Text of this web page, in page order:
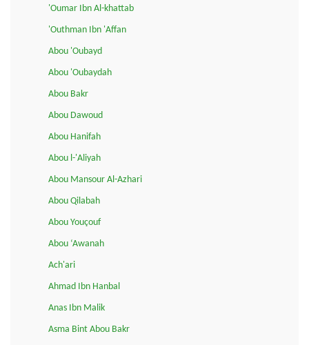
'Oumar Ibn Al-khattab
'Outhman Ibn 'Affan
Abou 'Oubayd
Abou 'Oubaydah
Abou Bakr
Abou Dawoud
Abou Hanifah
Abou l-'Aliyah
Abou Mansour Al-Azhari
Abou Qilabah
Abou Youçouf
Abou ‘Awanah
Ach'ari
Ahmad Ibn Hanbal
Anas Ibn Malik
Asma Bint Abou Bakr